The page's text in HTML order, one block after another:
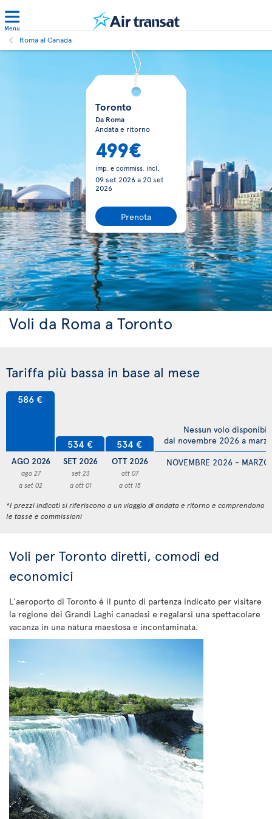
Menu
Roma al Canada
Toronto
Da Roma
Andata e ritorno
499€
imp. e commiss. incl.
09 set 2026a 20 set
2026
Prenota
Voli da Roma a Toronto
Tariffa più bassa in base al mese
586 €
AGO 2026
ago 27
a set 02
534 €
SET 2026
set 23
a ott 01
534 €
OTT 2026
ott 07
a ott 15
NOVEMBRE 2026 -
Nessun volo
dal novembre 2026 a
*I prezzi indicati si riferiscono a un viaggio di andata e ritorno e comprendono
le tasse e commissioni
Voli per Toronto diretti, comodi ed
economici
L'aeroporto di Toronto è il punto di partenza indicato per visitare
la regione dei Grandi Laghi canadesi e regalarsi una spettacolare
vacanza in una natura maestosa e incontaminata.